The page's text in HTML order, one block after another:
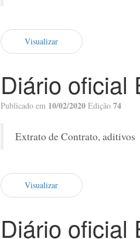
Visualizar
Diário oficial
Publicado em 10/02/2020 Edição 74
Extrato de Contrato, aditivos
Visualizar
Diário oficial